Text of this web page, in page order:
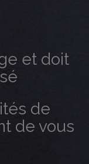
et doit
de
de vous